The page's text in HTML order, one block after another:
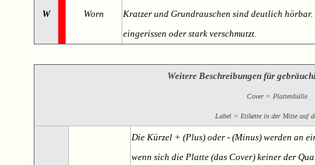
W Worn
Kratzer und Grundrauschen sind deutlich
eingerissen oder stark verschmutzt.
Weitere Beschreibungen für
Cover = Plattenhülle
Label = Etikette in der Mitte auf
Die Kürzel + (Plus) oder - (Minus) werden an
wenn sich die Platte (das Cover) keiner der